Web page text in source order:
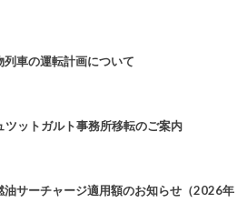
車の運転計画について
ツットガルト事務所移転のご案内
油サーチャージ適用額のお知らせ（2026年